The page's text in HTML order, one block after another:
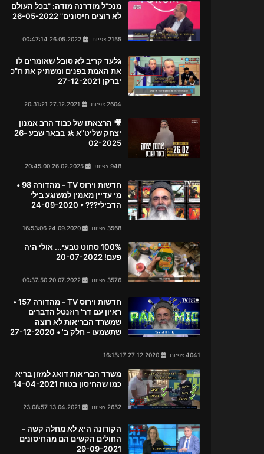
מנכ"ל מודרנה מודה: "בכל העולם
לא רוצים חיסונים" 26-05-2022
2155 צפיות
גלעד קריב לא סובל שאומרים לו
את האמת בפנים ומשתיק את ח"כ
יברקן 27-12-2021
2604 צפיות
🎥 הרצאתו של כבוד הרב אמנון
יצחק שליט"א 🚸 בבאר שבע 26-
02-2025
948 צפיות
חדשות וירוס TV - מהדורה 98 •
מי עדיין מאמין למשוגע בילי
הדבילי??? • 24-09-2020
3568 צפיות
100% סחוט טבעי... אולי היה
פעם! 20-07-2022
3576 צפיות
חדשות וירוס TV - מהדורה 157 •
ראיון עם דר' רוזנטל הדברים
שמשרד הבריאות לא רוצה
שתשמעו - חלק ב' • 27-12-2020
4041 צפיות
משרד הבריאות דואג למזון בריא
כמו שהחיסון בטוח 14-04-2021
2652 צפיות
הקורונה היא לא מחלה קשה -
החולים הקשים הם מהחיסונים
29-09-2021